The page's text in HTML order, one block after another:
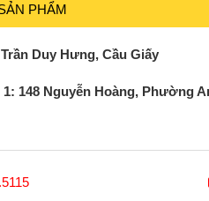
PHẨM
Duy Hưng, Cầu Giấy
148 Nguyễn Hoàng, Phường